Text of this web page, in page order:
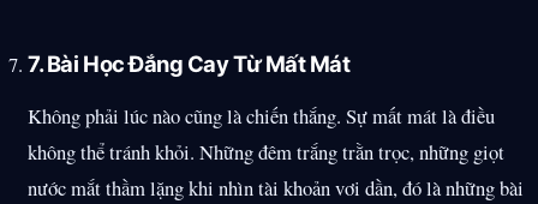
7. Bài Học Đắng Cay Từ Mất Mát
Không phải lúc nào cũng là chiến thắng. Sự mất mát là điều
không thể tránh khỏi. Những đêm trắng trằn trọc, những giọt
nước mắt thầm lặng khi nhìn tài khoản vơi dần, đó là những bài